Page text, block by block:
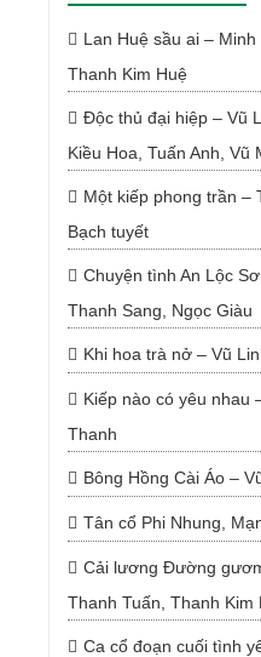
Lan Huệ sầu ai –
Thanh Kim Huệ
Độc thủ đại hiệp – Vũ
Kiều Hoa, Tuấn Anh, Vũ
Một kiếp phong trần –
Bạch tuyết
Chuyện tình An Lộc
Thanh Sang, Ngọc Giàu
Khi hoa trà nở – Vũ
Kiếp nào có yêu nhau
Thanh
Bông Hồng Cài Áo –
Tân cổ Phi Nhung,
Cải lương Đường
Thanh Tuấn, Thanh
Ca cổ đoạn cuối tình